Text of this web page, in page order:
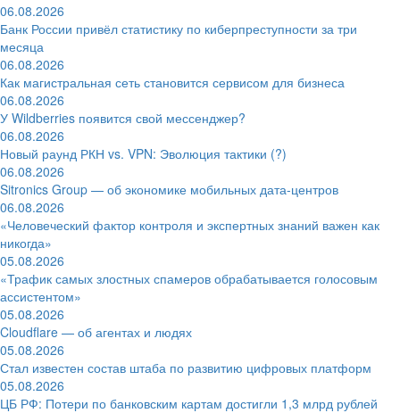
06.08.2026
Банк России привёл статистику по киберпреступности за три
месяца
06.08.2026
Как магистральная сеть становится сервисом для бизнеса
06.08.2026
У Wildberries появится свой мессенджер?
06.08.2026
Новый раунд РКН vs. VPN: Эволюция тактики (?)
06.08.2026
Sitronics Group — об экономике мобильных дата-центров
06.08.2026
«Человеческий фактор контроля и экспертных знаний важен как
никогда»
05.08.2026
«Трафик самых злостных спамеров обрабатывается голосовым
ассистентом»
05.08.2026
Cloudflare — об агентах и людях
05.08.2026
Стал известен состав штаба по развитию цифровых платформ
05.08.2026
ЦБ РФ: Потери по банковским картам достигли 1,3 млрд рублей